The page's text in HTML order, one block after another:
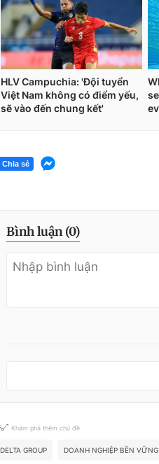
Chia sẻ
Bình luận (0)
Khám phá thêm chủ đề
DELTA GROUP DOANH NGHIỆP BỀN VỮNG